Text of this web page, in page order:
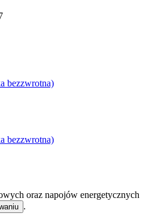
bezzwrotna)
bezzwrotna)
oraz napojów energetycznych
.